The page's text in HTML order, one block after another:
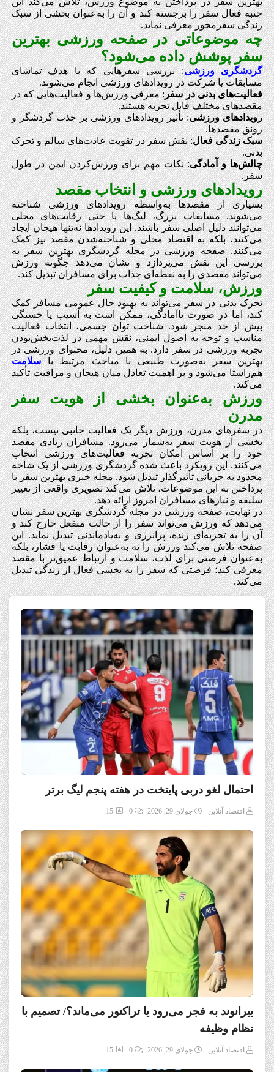
جنبه فعال سفر را برجسته کند و آن را به‌عنوان بخشی از سبک
زندگی سفرمحور معرفی نماید.
چه موضوعاتی در صفحه ورزشی بهترین
سفر پوشش داده می‌شود؟
گردشگری ورزشی: بررسی سفرهایی که با هدف تماشای
مسابقات یا شرکت در رویدادهای ورزشی انجام می‌شوند.
فعالیت‌های بدنی در سفر: معرفی ورزش‌ها و فعالیت‌هایی که در
مقصدهای مختلف قابل تجربه هستند.
رویدادهای ورزشی: تأثیر رویدادهای ورزشی بر جذب گردشگر و
رونق مقصدها.
سبک زندگی فعال: نقش سفر در تقویت عادت‌های سالم و تحرک
بدنی.
چالش‌ها و آمادگی: نکات مهم برای ورزش‌کردن ایمن در طول
سفر.
رویدادهای ورزشی و انتخاب مقصد
بسیاری از مقصدها به‌واسطه رویدادهای ورزشی شناخته
می‌شوند. مسابقات بزرگ، لیگ‌ها یا حتی رقابت‌های محلی
می‌توانند دلیل اصلی سفر باشند. این رویدادها نه‌تنها هیجان ایجاد
می‌کنند، بلکه به اقتصاد محلی و شناخته‌شدن مقصد نیز کمک
می‌کنند. صفحه ورزشی در مجله گردشگری بهترین سفر به
بررسی این نقش می‌پردازد و نشان می‌دهد چگونه ورزش
می‌تواند مقصدی را به نقطه‌ای جذاب برای مسافران تبدیل کند.
ورزش، سلامت و کیفیت سفر
تحرک بدنی در سفر می‌تواند به بهبود حال عمومی مسافر کمک
کند، اما در صورت ناآمادگی، ممکن است به آسیب یا خستگی
بیش از حد منجر شود. شناخت توان جسمی، انتخاب فعالیت
مناسب و توجه به اصول ایمنی، نقش مهمی در لذت‌بخش‌بودن
تجربه ورزشی در سفر دارد. به همین دلیل، محتوای ورزشی در
بهترین سفر به‌صورت طبیعی با مباحث مرتبط باسلامت
هم‌راستا می‌شود و بر اهمیت تعادل میان هیجان و مراقبت تأکید
می‌کند.
ورزش به‌عنوان بخشی از هویت سفر
مدرن
در سفرهای مدرن، ورزش دیگر یک فعالیت جانبی نیست، بلکه
بخشی از هویت سفر به‌شمار می‌رود. مسافران زیادی مقصد
خود را بر اساس امکان تجربه فعالیت‌های ورزشی انتخاب
می‌کنند. این رویکرد باعث شده گردشگری ورزشی از یک شاخه
محدود به جریانی تأثیرگذار تبدیل شود. مجله خبری بهترین سفر با
پرداختن به این موضوعات، تلاش می‌کند تصویری واقعی از تغییر
سلیقه و نیازهای مسافران امروز ارائه دهد.
در نهایت، صفحه ورزشی در مجله گردشگری بهترین سفر نشان
می‌دهد که ورزش می‌تواند سفر را از حالت منفعل خارج کند و
آن را به تجربه‌ای زنده، پرانرژی و به‌یادماندنی تبدیل نماید. این
صفحه تلاش می‌کند ورزش را نه به‌عنوان رقابت یا فشار، بلکه
به‌عنوان فرصتی برای لذت، سلامت و ارتباط عمیق‌تر با مقصد
معرفی کند؛ فرصتی که سفر را به بخشی فعال از زندگی تبدیل
می‌کند.
احتمال لغو دربی پایتخت در هفته پنجم لیگ برتر
اقتصاد آنلاین جولای 29, 2026 0
15
بیرانوند به فجر می‌رود یا تراکتور می‌ماند؟/ تصمیم با
نظام وظیفه
اقتصاد آنلاین جولای 29, 2026 0
15